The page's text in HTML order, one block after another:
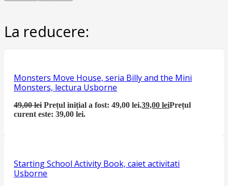
La reducere:
Monsters Move House, seria Billy and the Mini
Monsters, lectura Usborne
49,00lei Prețul inițial a fost: 49,00 lei.39,00leiPrețul
curent este: 39,00 lei.
Starting School Activity Book, caiet activitati
Usborne